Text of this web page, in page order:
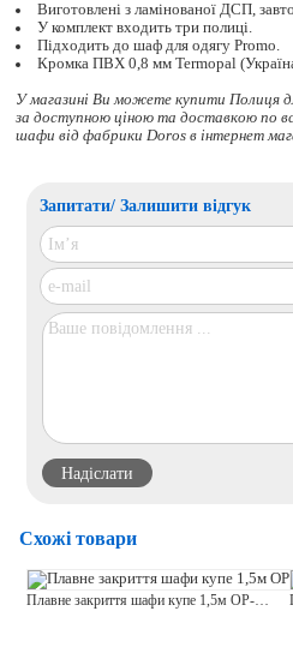
Виготовлені з ламінованої ДСП,
У комплект входить три полиці.
Підходить до шаф для одягу Promo.
Кромка ПВХ 0,8 мм Termopal
У магазині Ви можете купити Полиця
за доступною ціною та доставкою по
шафивід фабрики Doros в інтернет
Запитати/ Залишити відгук
Схожі товари